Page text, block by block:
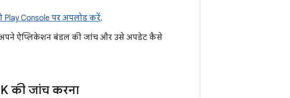
Console पर अपलोड करें.
अपने ऐप्लिकेशन बंडल की जांच और उसे अपडेट कैसे
की जांच करना